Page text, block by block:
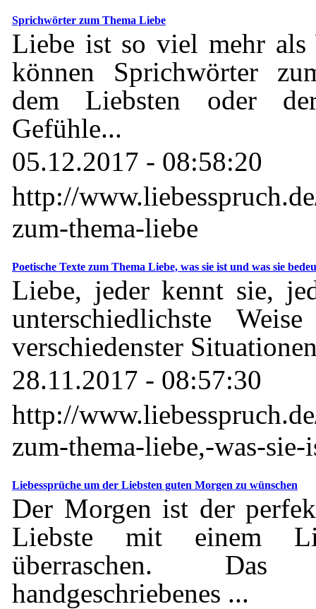
Sprichwörter zum Thema Liebe
Liebe ist so viel mehr als
können Sprichwörter
dem Liebsten oder
Gefühle...
05.12.2017 - 08:58:20
http://
zum-thema-liebe
Poetische Texte zum Thema Liebe, was sie ist und was sie
Liebe, jeder kennt sie,
unterschiedlichste
verschiedenster
28.11.2017 - 08:57:30
http://
zum-thema-liebe,-was-
Liebessprüche um der Liebsten guten Morgen zu wünschen
Der Morgen ist der
Liebste mit einem
überraschen.
handgeschriebenes ...